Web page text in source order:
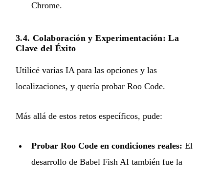
Chrome.
3.4. Colaboración y Experimentación: La
Clave del Éxito
Utilicé varias IA para las opciones y las
localizaciones, y quería probar Roo Code.
Más allá de estos retos específicos, pude:
Probar Roo Code en condiciones reales: El
desarrollo de Babel Fish AI también fue la